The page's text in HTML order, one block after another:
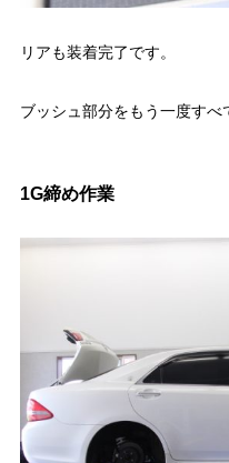
リアも装着完了です。
ブッシュ部分をもう一度すべ
1G締め作業